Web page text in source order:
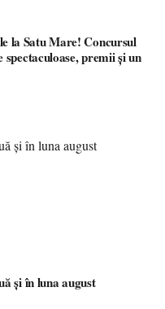
premii și un
și în luna august